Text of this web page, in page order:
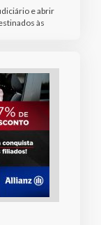
e abrir
às